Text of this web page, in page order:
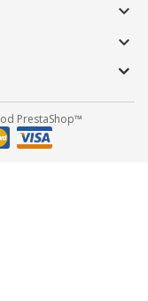


PrestaShop™